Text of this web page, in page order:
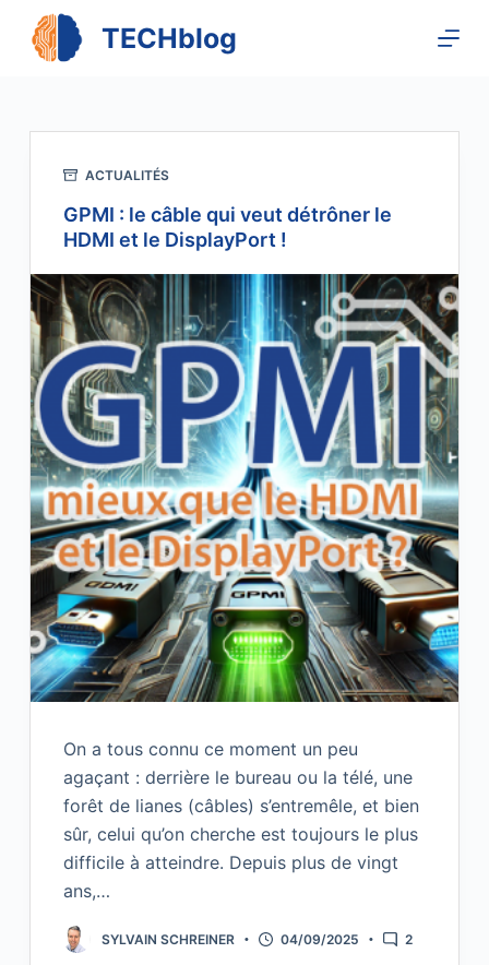
e
o
n
e
n
u
TECHblog
ACTUALITÉS
GPMI : le câble qui veut détrôner le
HDMI et le DisplayPort !
On a tous connu ce moment un peu
agaçant : derrière le bureau ou la télé, une
forêt de lianes (câbles) s’entremêle, et bien
sûr, celui qu’on cherche est toujours le plus
difficile à atteindre. Depuis plus de vingt
ans,…
SYLVAIN SCHREINER 04/09/2025 2